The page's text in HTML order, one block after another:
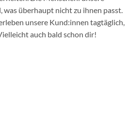
was überhaupt nicht zu ihnen passt.
unsere Kund:innen tagtäglich,
auch bald schon dir!